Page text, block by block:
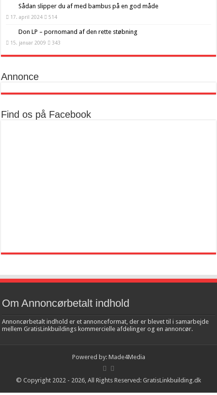
Sådan slipper du af med bambus på en god måde
17. april 2024 514
Don LP – pornomand af den rette støbning
15. januar 2009 343
Annonce
Find os på Facebook
Om Annoncørbetalt indhold
Annoncørbetalt indhold er et annonceformat, der er blevet til i samarbejde
mellem GratisLinkbuildings kommercielle afdelinger og en annoncør.
Powered by: Made4Media
© Copyright 2022 - 2026, All Rights Reserved: GratisLinkbuilding.dk